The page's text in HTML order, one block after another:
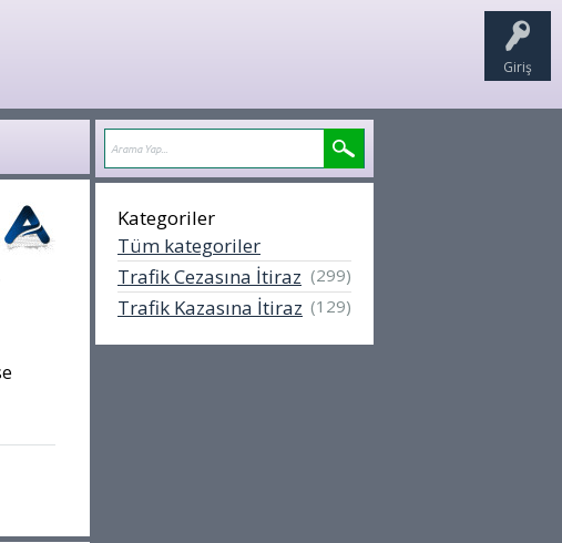
Giriş
Kategoriler
Tüm kategoriler
Trafik Cezasına İtiraz (299)
Trafik Kazasına İtiraz (129)